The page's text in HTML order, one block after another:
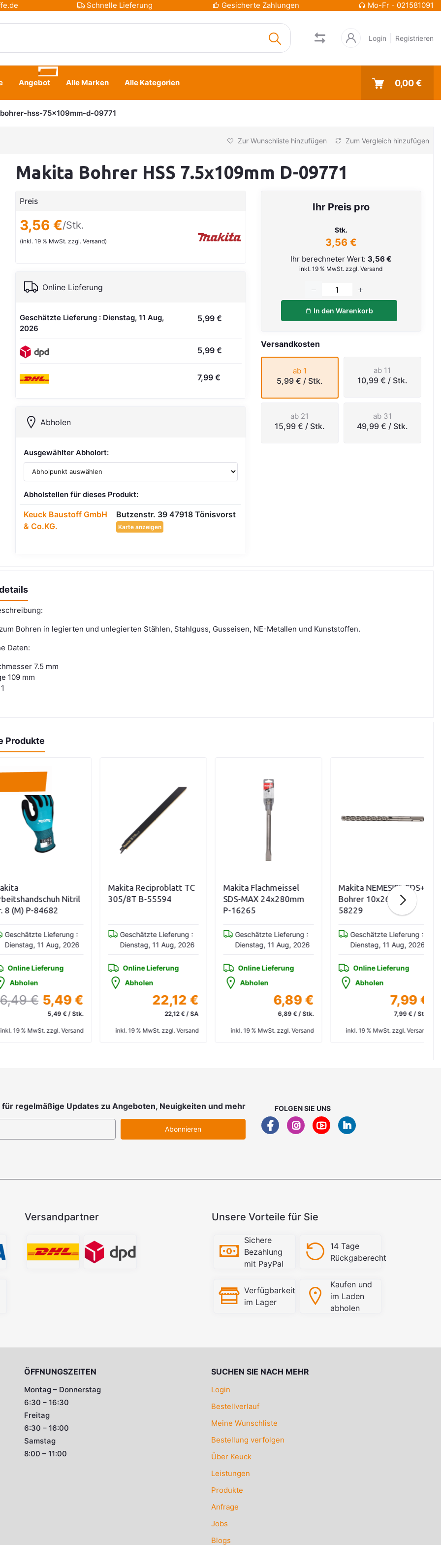
Schnelle Lieferung Gesicherte Zahlungen Mo-Fr - 021581091
Login Registrieren
Angebot Alle Marken Alle Kategorien 0,00 €
hss-75x109mm-d-09771
Zur Wunschliste hinzufügen Zum Vergleich hinzufügen
Makita Bohrer HSS 7.5x109mm D-09771
Preis
3,56 €/Stk.
(inkl. 19 % MwSt. zzgl. Versand)
Online Lieferung
Geschätzte Lieferung : Dienstag, 11 Aug,
2026
5,99 €
5,99 €
7,99 €
Abholen
Ausgewählter Abholort:
Abholstellen für dieses Produkt:
Keuck Baustoff GmbH
& Co.KG.
Butzenstr. 39 47918 Tönisvorst
Karte anzeigen
Ihr Preis pro
Stk.
3,56 €
Ihr berechneter Wert: 3,56 €
inkl. 19 % MwSt. zzgl. Versand
In den Warenkorb
Versandkosten
ab 1
5,99 € / Stk.
ab 11
10,99 € / Stk.
ab 21
15,99 € / Stk.
ab 31
49,99 € / Stk.
Bohren in legierten und unlegierten Stählen, Stahlguss, Gusseisen, NE-Metallen und Kunststoffen.
Daten:
7.5 mm
109 mm
Produkte
den Warenkorb
Nitril
P-84682
Lieferung :
11 Aug, 2026
Lieferung
€ 5,49 €
5,49 € / Stk.
% MwSt. zzgl. Versand
In den Warenkorb
Makita Reciproblatt TC
305/8T B-55594
Geschätzte Lieferung :
Dienstag, 11 Aug, 2026
Online Lieferung
Abholen
22,12 €
22,12 € / SA
inkl. 19 % MwSt. zzgl. Versand
In den Warenkorb
Makita Flachmeissel
SDS-MAX 24x280mm
P-16265
Geschätzte Lieferung :
Dienstag, 11 Aug, 2026
Online Lieferung
Abholen
6,89 €
6,89 € / Stk.
inkl. 19 % MwSt. zzgl. Versand
In den Warenkorb
Makita NEMESIS2 SDS+
Bohrer 10x265 B-
58229
Geschätzte Lieferung :
Dienstag, 11 Aug, 2026
Online Lieferung
Abholen
7,99 €
7,99 € / Stk.
inkl. 19 % MwSt. zzgl. Versand
regelmäßige Updates zu Angeboten, Neuigkeiten und mehr
Abonnieren
FOLGEN SIE UNS
Versandpartner Unsere Vorteile für Sie
Sichere
Bezahlung
mit PayPal
14 Tage
Rückgaberecht
Verfügbarkeit
im Lager
Kaufen und
im Laden
abholen
ÖFFNUNGSZEITEN
Montag – Donnerstag
6:30 – 16:30
Freitag
6:30 – 16:00
Samstag
8:00 – 11:00
SUCHEN SIE NACH MEHR
Login
Bestellverlauf
Meine Wunschliste
Bestellung verfolgen
Über Keuck
Leistungen
Produkte
Anfrage
Jobs
Blogs